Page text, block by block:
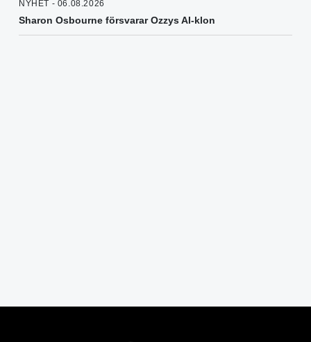
NYHET - 06.08.2026
Sharon Osbourne försvarar Ozzys AI-klon